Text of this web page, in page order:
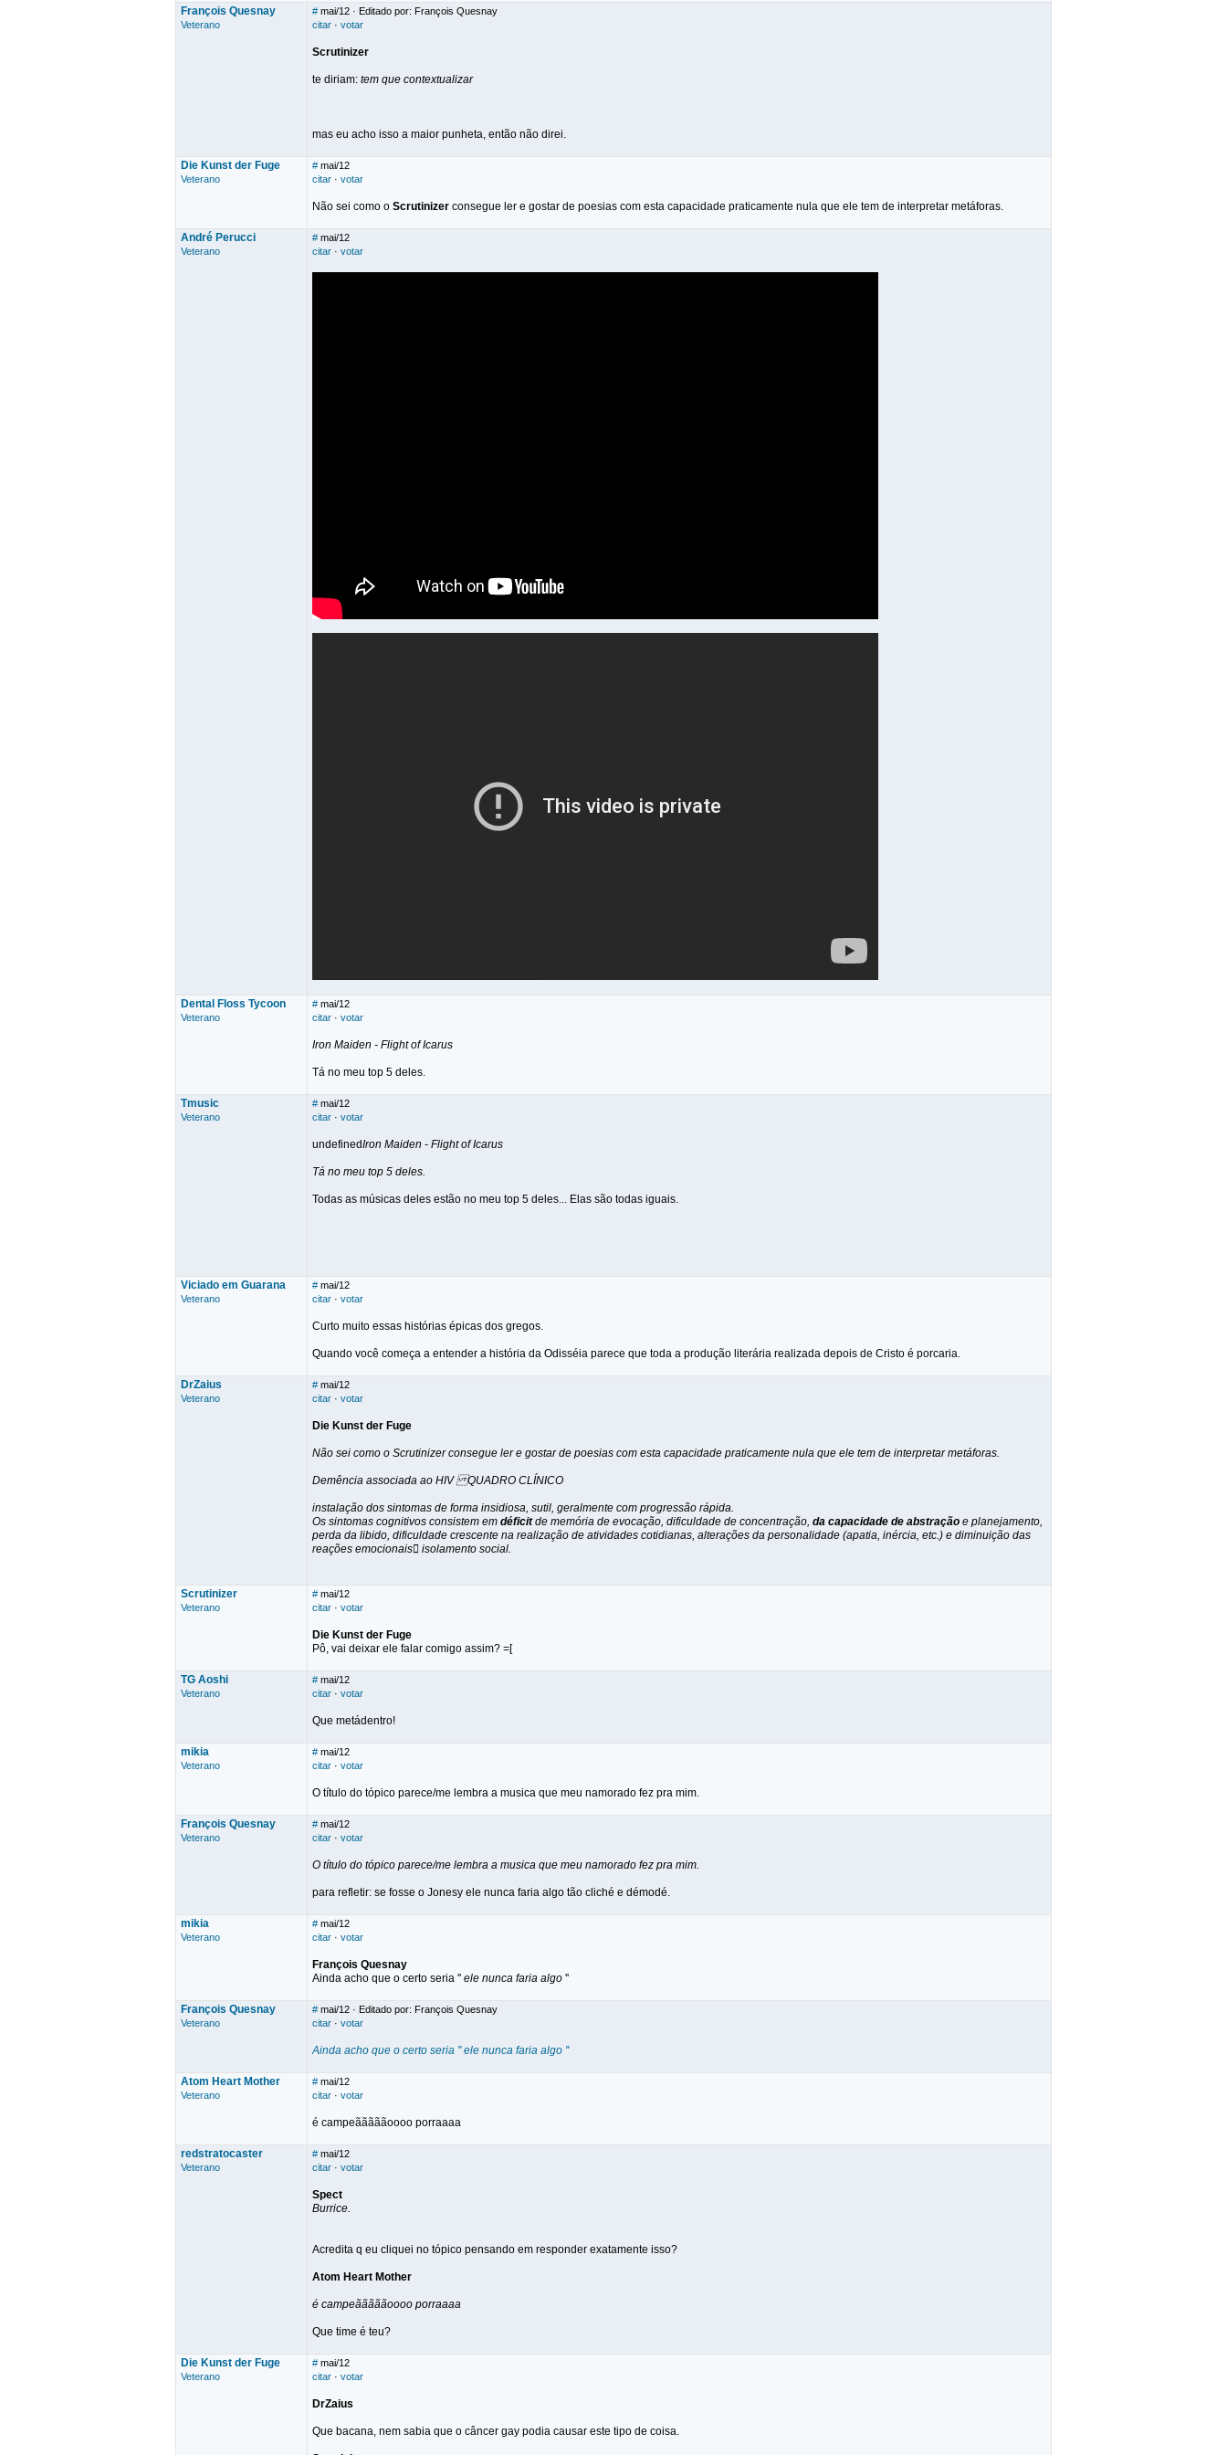
François Quesnay
Veterano
# mai/12 · Editado por: François Quesnay
citar · votar
Scrutinizer
te diriam: tem que contextualizar
mas eu acho isso a maior punhetа, então não direi.
Die Kunst der Fuge
Veterano
# mai/12
citar · votar
Não sei como o Scrutinizer consegue ler e gostar de poesias com esta capacidade praticamente nula que ele tem de interpretar metáforas.
André Perucci
Veterano
# mai/12
citar · votar
Dental Floss Tycoon
Veterano
# mai/12
citar · votar
Iron Maiden - Flight of Icarus
Tá no meu top 5 deles.
Tmusic
Veterano
# mai/12
citar · votar
undefinedIron Maiden - Flight of Icarus
Tá no meu top 5 deles.
Todas as músicas deles estão no meu top 5 deles... Elas são todas iguais.
Viciado em Guarana
Veterano
# mai/12
citar · votar
Curto muito essas histórias épicas dos gregos.
Quando você começa a entender a história da Odisséia parece que toda a produção literária realizada depois de Cristo é porcaria.
DrZaius
Veterano
# mai/12
citar · votar
Die Kunst der Fuge
Não sei como o Scrutinizer consegue ler e gostar de poesias com esta capacidade praticamente nula que ele tem de interpretar metáforas.
Demência associada ao HIV QUADRO CLÍNICO
instalação dos sintomas de forma insidiosa, sutil, geralmente com progressão rápida.
Os sintomas cognitivos consistem em déficitde memória de evocação, dificuldade de concentração, da capacidade de abstração e planejamento,
perda da libido, dificuldade crescente na realização de atividades cotidianas, alterações da personalidade (apatia, inércia, etc.) e diminuição das
reações emocionais isolamento social.
Scrutinizer
Veterano
# mai/12
citar · votar
Die Kunst der Fuge
Pô, vai deixar ele falar comigo assim? =[
TG Aoshi
Veterano
# mai/12
citar · votar
Que metádentro!
mikia
Veterano
# mai/12
citar · votar
O título do tópico parece/me lembra a musica que meu namorado fez pra mim.
François Quesnay
Veterano
# mai/12
citar · votar
O título do tópico parece/me lembra a musica que meu namorado fez pra mim.
para refletir: se fosse o Jonesy ele nunca faria algo tão cliché e démodé.
mikia
Veterano
# mai/12
citar · votar
François Quesnay
Ainda acho que o certo seria '' ele nunca faria algo ''
François Quesnay
Veterano
# mai/12 · Editado por: François Quesnay
citar · votar
Ainda acho que o certo seria '' ele nunca faria algo ''
Atom Heart Mother
Veterano
# mai/12
citar · votar
é campeãããããoooo porraaaa
redstratocaster
Veterano
# mai/12
citar · votar
Spect
Burrice.
Acredita q eu cliquei no tópico pensando em responder exatamente isso?
Atom Heart Mother
é campeãããããoooo porraaaa
Que time é teu?
Die Kunst der Fuge
Veterano
# mai/12
citar · votar
DrZaius
Que bacana, nem sabia que o câncer gay podia causar este tipo de coisa.